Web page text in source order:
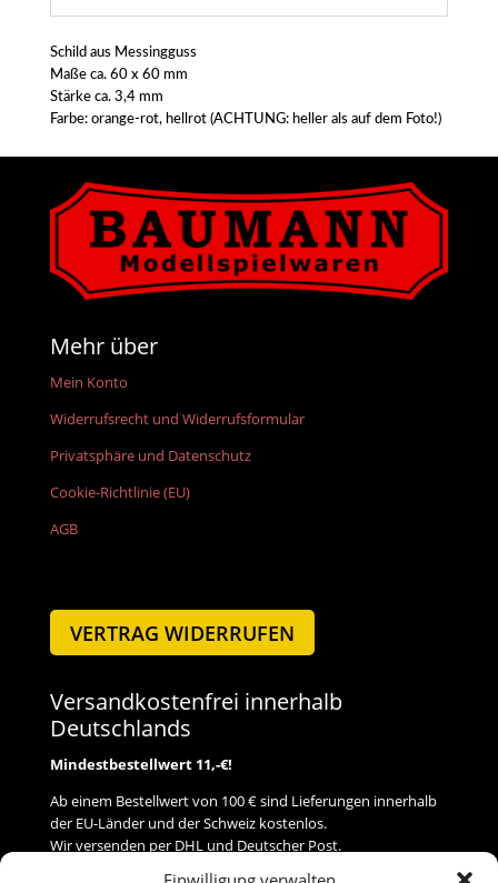
Schild aus Messingguss
Maße ca. 60 x 60 mm
Stärke ca. 3,4 mm
Farbe: orange-rot, hellrot (ACHTUNG: heller als auf dem Foto!)
Mehr über
Mein Konto
Widerrufsrecht und Widerrufsformular
Privatsphäre und Datenschutz
Cookie-Richtlinie (EU)
AGB
VERTRAG WIDERRUFEN
Versandkostenfrei innerhalb
Deutschlands
Mindestbestellwert 11,-€!
Ab einem Bestellwert von 100 € sind Lieferungen innerhalb
der EU-Länder und der Schweiz kostenlos.
Wir versenden per DHL und Deutscher Post.